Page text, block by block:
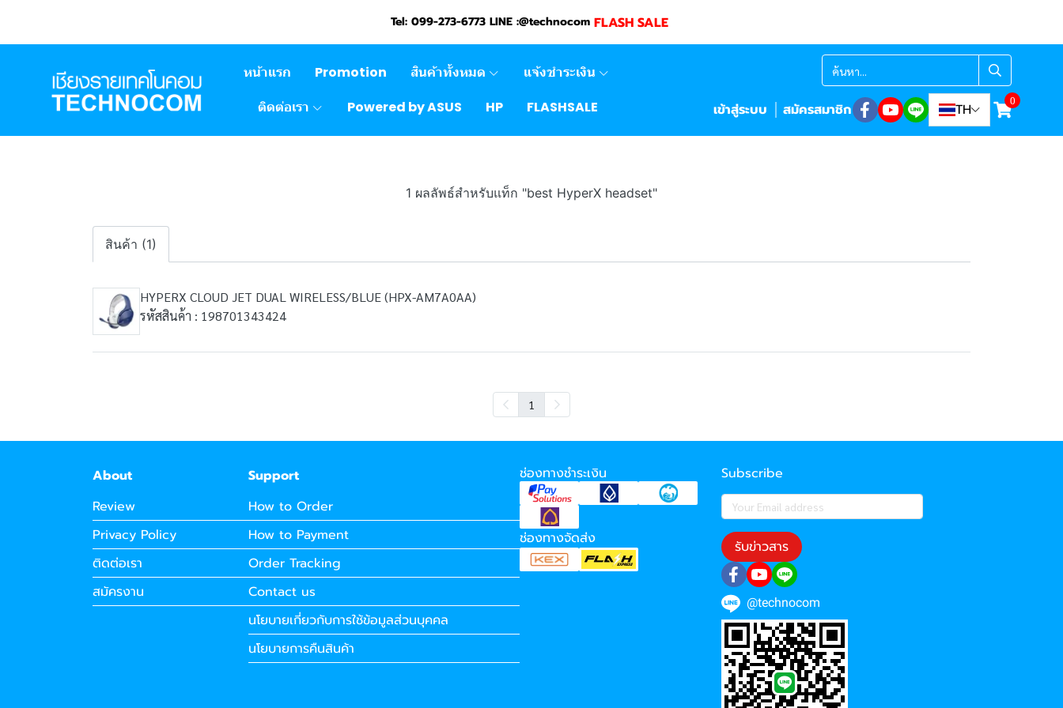
Tel: 099-273-6773 LINE :@technocom FLASH SALE
หน้าแรก Promotion สินค้าทั้งหมด
แจ้งชำระเงิน
ติดต่อเรา
Powered by ASUS HP FLASHSALE เข้าสู่ระบบ สมัครสมาชิก TH 0
1 ผลลัพธ์สำหรับแท็ก "best HyperX headset"
สินค้า (1)
HYPERX CLOUD JET DUAL WIRELESS/BLUE (HPX-AM7A0AA)
รหัสสินค้า : 198701343424
1
About
Review
Privacy Policy
ติดต่อเรา
สมัครงาน
Support
How to Order
How to Payment
Order Tracking
Contact us
นโยบายเกี่ยวกับการใช้ข้อมูลส่วนบุคคล
นโยบายการคืนสินค้า
ช่องทางชำระเงิน
ช่องทางจัดส่ง
Subscribe
รับข่าวสาร
@technocom